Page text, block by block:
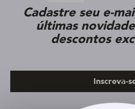
Cadastre seu e-
últimas
descontos
Inscreva-